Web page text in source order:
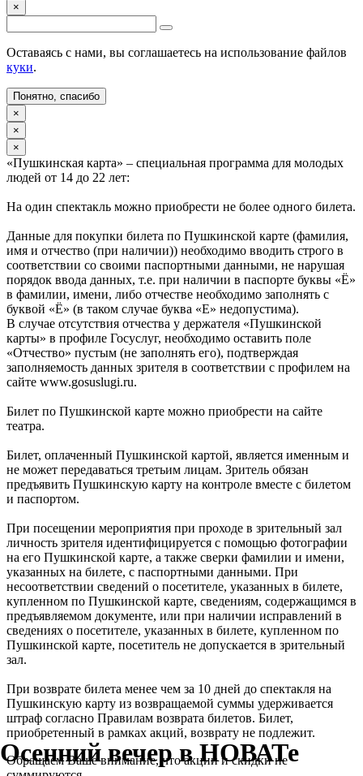
Осенний вечер в НОВАТе
×
Оставаясь с нами, вы соглашаетесь на использование файлов
куки.
Понятно, спасибо
×
×
×
«Пушкинская карта» – специальная программа для молодых
людей от 14 до 22 лет:
На один спектакль можно приобрести не более одного билета.
Данные для покупки билета по Пушкинской карте (фамилия,
имя и отчество (при наличии)) необходимо вводить строго в
соответствии со своими паспортными данными, не нарушая
порядок ввода данных, т.е. при наличии в паспорте буквы «Ё»
в фамилии, имени, либо отчестве необходимо заполнять с
буквой «Ё» (в таком случае буква «Е» недопустима).
В случае отсутствия отчества у держателя «Пушкинской
карты» в профиле Госуслуг, необходимо оставить поле
«Отчество» пустым (не заполнять его), подтверждая
заполняемость данных зрителя в соответствии с профилем на
сайте www.gosuslugi.ru.
Билет по Пушкинской карте можно приобрести на сайте
театра.
Билет, оплаченный Пушкинской картой, является именным и
не может передаваться третьим лицам. Зритель обязан
предъявить Пушкинскую карту на контроле вместе с билетом
и паспортом.
При посещении мероприятия при проходе в зрительный зал
личность зрителя идентифицируется с помощью фотографии
на его Пушкинской карте, а также сверки фамилии и имени,
указанных на билете, с паспортными данными. При
несоответствии сведений о посетителе, указанных в билете,
купленном по Пушкинской карте, сведениям, содержащимся в
предъявляемом документе, или при наличии исправлений в
сведениях о посетителе, указанных в билете, купленном по
Пушкинской карте, посетитель не допускается в зрительный
зал.
При возврате билета менее чем за 10 дней до спектакля на
Пушкинскую карту из возвращаемой суммы удерживается
штраф согласно Правилам возврата билетов. Билет,
приобретенный в рамках акций, возврату не подлежит.
Обращаем Ваше внимание, что акции и скидки не